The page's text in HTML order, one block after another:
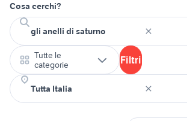
Cosa cerchi?
Tutte le
categorie
Filtri